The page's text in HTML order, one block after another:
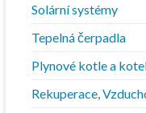
Solární systémy
Tepelná čerpadla
Plynové kotle a
Rekuperace,